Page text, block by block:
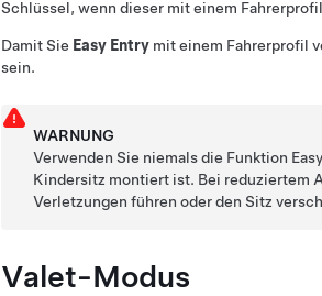
Schlüssel, wenn dieser mit einem
Damit Sie Easy Entry mit einem Fahrerprofil
sein.
WARNUNG
Verwenden Sie niemals die Funktion
Kindersitz montiert ist. Bei reduziertem
Verletzungen führen oder den Sitz
Valet-Modus